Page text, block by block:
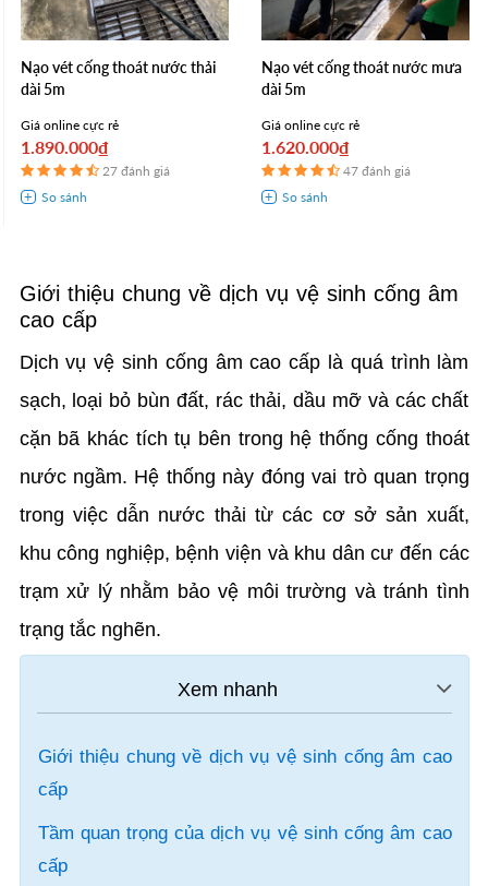
Nạo vét cống thoát nước thải
dài 5m
Giá online cực rẻ
1.890.000₫
27 đánh giá
Nạo vét cống thoát nước mưa
dài 5m
Giá online cực rẻ
1.620.000₫
47 đánh giá
Giới thiệu chung về dịch vụ vệ sinh cống âm
cao cấp
Dịch vụ vệ sinh cống âm cao cấp là quá trình làm
sạch, loại bỏ bùn đất, rác thải, dầu mỡ và các chất
cặn bã khác tích tụ bên trong hệ thống cống thoát
nước ngầm. Hệ thống này đóng vai trò quan trọng
trong việc dẫn nước thải từ các cơ sở sản xuất,
khu công nghiệp, bệnh viện và khu dân cư đến các
trạm xử lý nhằm bảo vệ môi trường và tránh tình
trạng tắc nghẽn.
Giới thiệu chung về dịch vụ vệ sinh cống âm cao
cấp
Tầm quan trọng của dịch vụ vệ sinh cống âm cao
cấp